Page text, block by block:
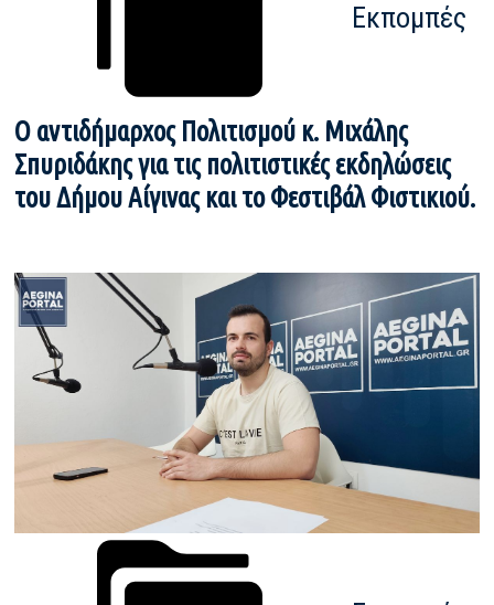
Εκπομπές
Ο αντιδήμαρχος Πολιτισμού κ. Μιχάλης
Σπυριδάκης για τις πολιτιστικές εκδηλώσεις
του Δήμου Αίγινας και το Φεστιβάλ Φιστικιού.